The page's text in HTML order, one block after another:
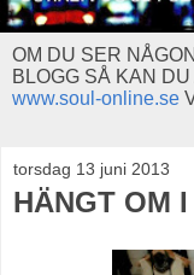
OM DU SER
BLOGG SÅ KAN
www.soul-online.se
torsdag 13 juni 2013
HÄNGT OM